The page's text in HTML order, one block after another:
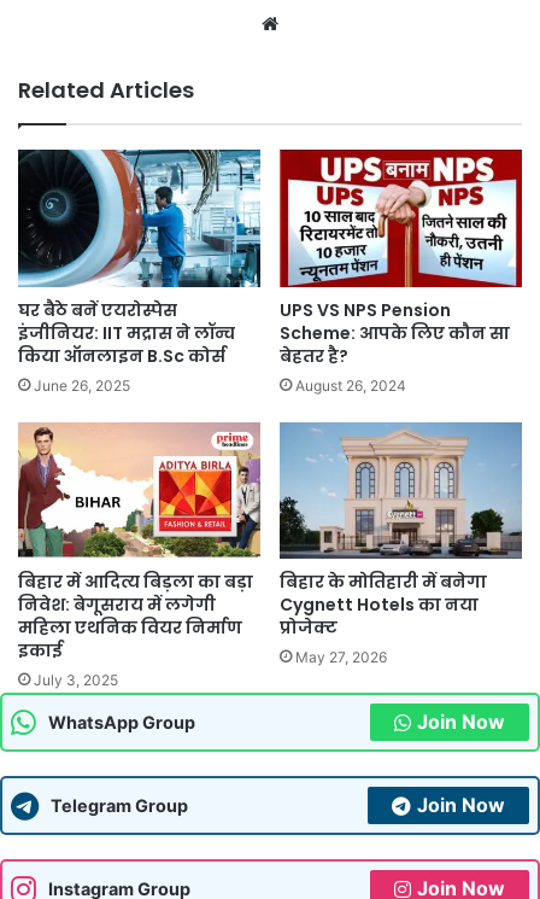
Related Articles
घर बैठे बनें एयरोस्पेस
इंजीनियर: IIT मद्रास ने लॉन्च
किया ऑनलाइन B.Sc कोर्स
June 26, 2025
UPS VS NPS Pension
Scheme: आपके लिए कौन सा
बेहतर है?
August 26, 2024
बिहार में आदित्य बिड़ला का बड़ा
निवेश: बेगूसराय में लगेगी
महिला एथनिक वियर निर्माण
इकाई
July 3, 2025
बिहार के मोतिहारी में बनेगा
Cygnett Hotels का नया
प्रोजेक्ट
May 27, 2026
WhatsApp Group Join Now
Telegram Group Join Now
Instagram Group Join Now